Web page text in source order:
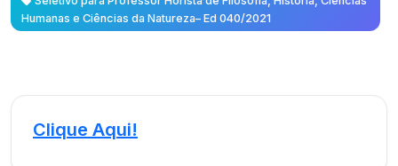
Humanas e Ciências da Natureza– Ed 040/2021
Clique Aqui!